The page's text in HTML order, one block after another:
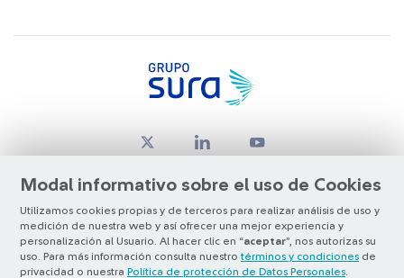
Modal informativo sobre el uso de Cookies
Utilizamos cookies propias y de terceros para realizar análisis de uso y
medición de nuestra web y así ofrecer una mejor experiencia y
personalización al Usuario. Al hacer clic en “aceptar”, nos autorizas su
uso. Para más información consulta nuestro términos y condiciones de
privacidad o nuestra Política de protección de Datos Personales
© Copyright Grupo SURA 2026